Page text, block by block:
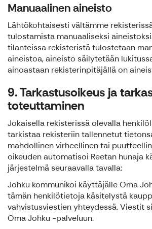
Manuaalinen aineisto
Lähtökohtaisesti vältämme
tulostamista manuaaliseksi
tilanteissa rekisteristä tulostetaan
aineistoa, aineisto säilytetään
ainoastaan rekisterinpitäjällä on
9. Tarkastusoikeus ja
toteuttaminen
Jokaisella rekisterissä olevalla
tarkistaa rekisteriin tallennetut
mahdollinen virheellinen tai
oikeuden automatisoi Reetan hunaja
järjestelmä seuraavalla tavalla:
Johku kommunikoi käyttäjälle Oma
tämän henkilötietoja käsitelystä
vahvistusviestien yhteydessä. Viestit
Oma Johku -palveluun.